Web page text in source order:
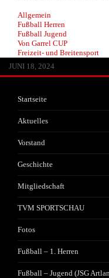
JUNI 13, 2026
MAI 30, 2026
APRIL 29, 2026
FEBRUAR 14, 2026
JANUAR 22, 2026
JULI 20, 2025
JULI 1, 2025
JUNI 17, 2025
JANUAR 25, 2025
JANUAR 25, 2025
JANUAR 25, 2025
OKTOBER 25, 2024
AUGUST 8, 2024
JULI 3, 2024
JUNI 18, 2024
Allgemein
Fußball Herren
Fußball Jugend
Von Garrel CUP
Freizeit- und Breitensport
Startseite
Aktuelles
Vorstand
Geschichte
Mitgliedschaft
TVM SPORTSCHAU
Fotos
Fußball – 1. Herren
Fußball – Jugend (JSG